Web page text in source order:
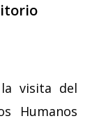
visita del
Humanos